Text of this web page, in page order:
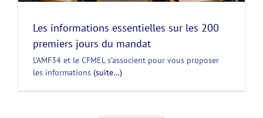
Les informations essentielles sur les 200
premiers jours du mandat
L’AMF34 et le CFMEL s’associent pour vous proposer
les informations (suite…)